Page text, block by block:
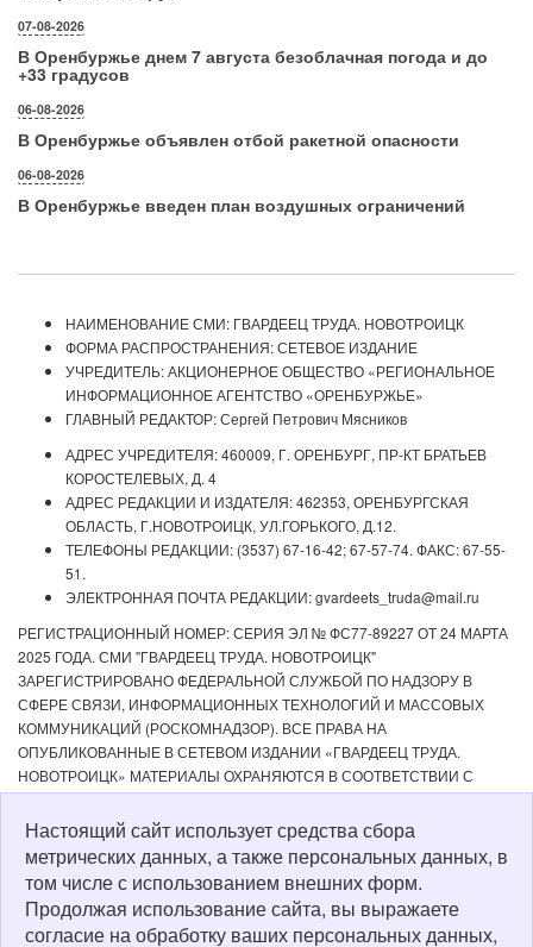
07-08-2026
В Оренбуржье днем 7 августа безоблачная погода и до
+33 градусов
06-08-2026
В Оренбуржье объявлен отбой ракетной опасности
06-08-2026
В Оренбуржье введен план воздушных ограничений
НАИМЕНОВАНИЕ СМИ: ГВАРДЕЕЦ ТРУДА. НОВОТРОИЦК
ФОРМА РАСПРОСТРАНЕНИЯ: СЕТЕВОЕ ИЗДАНИЕ
УЧРЕДИТЕЛЬ: АКЦИОНЕРНОЕ ОБЩЕСТВО «РЕГИОНАЛЬНОЕ
ИНФОРМАЦИОННОЕ АГЕНТСТВО «ОРЕНБУРЖЬЕ»
ГЛАВНЫЙ РЕДАКТОР: Сергей Петрович Мясников
АДРЕС УЧРЕДИТЕЛЯ: 460009, Г. ОРЕНБУРГ, ПР-КТ БРАТЬЕВ
КОРОСТЕЛЕВЫХ, Д. 4
АДРЕС РЕДАКЦИИ И ИЗДАТЕЛЯ: 462353, ОРЕНБУРГСКАЯ
ОБЛАСТЬ, Г.НОВОТРОИЦК, УЛ.ГОРЬКОГО, Д.12.
ТЕЛЕФОНЫ РЕДАКЦИИ: (3537) 67-16-42; 67-57-74. ФАКС: 67-55-
51.
ЭЛЕКТРОННАЯ ПОЧТА РЕДАКЦИИ: gvardeets_truda@mail.ru
РЕГИСТРАЦИОННЫЙ НОМЕР: СЕРИЯ ЭЛ № ФС77-89227 ОТ 24 МАРТА
2025 ГОДА. СМИ "ГВАРДЕЕЦ ТРУДА. НОВОТРОИЦК"
ЗАРЕГИСТРИРОВАНО ФЕДЕРАЛЬНОЙ СЛУЖБОЙ ПО НАДЗОРУ В
СФЕРЕ СВЯЗИ, ИНФОРМАЦИОННЫХ ТЕХНОЛОГИЙ И МАССОВЫХ
КОММУНИКАЦИЙ (РОСКОМНАДЗОР). ВСЕ ПРАВА НА
ОПУБЛИКОВАННЫЕ В СЕТЕВОМ ИЗДАНИИ «ГВАРДЕЕЦ ТРУДА.
НОВОТРОИЦК» МАТЕРИАЛЫ ОХРАНЯЮТСЯ В СООТВЕТСТВИИ С
ЗАКОНОДАТЕЛЬСТВОМ РФ. ЛЮБОЕ ИСПОЛЬЗОВАНИЕ МАТЕРИАЛОВ
ДОПУСКАЕТСЯ ТОЛЬКО ПО СОГЛАСОВАНИЮ С РЕДАКЦИЕЙ С
ОБЯЗАТЕЛЬНОЙ АКТИВНОЙ ССЫЛКОЙ НА ИСТОЧНИК. РЕДАКЦИЯ НЕ
НЕСЕТ ОТВЕТСТВЕННОСТИ ЗА ДОСТОВЕРНОСТЬ РЕКЛАМНЫХ
МАТЕРИАЛОВ, РАЗМЕЩЕННЫХ В СЕТЕВОМ ИЗДАНИИ «ГВАРДЕЕЦ
ТРУДА. НОВОТРОИЦК», А ТАКЖЕ ЗА СОДЕРЖАНИЕ ВЕБ-САЙТОВ, НА
КОТОРЫЕ ДАНЫ ГИПЕРССЫЛКИ. ДЛЯ ДЕТЕЙ СТАРШЕ 16 ЛЕТ.
Настоящий сайт использует средства сбора
метрических данных, а также персональных данных, в
том числе с использованием внешних форм.
Продолжая использование сайта, вы выражаете
согласие на обработку ваших персональных данных,